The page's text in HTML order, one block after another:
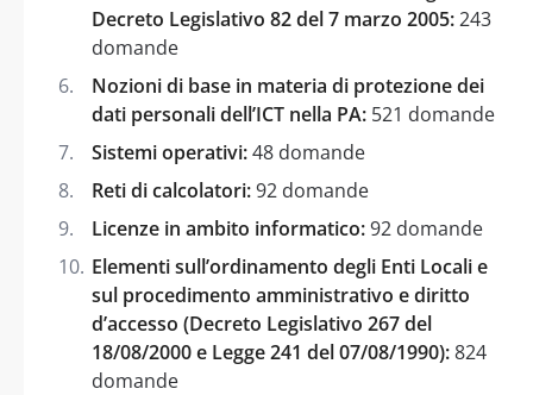
Decreto Legislativo 82 del 7 marzo 2005:243
domande
Nozioni di base in materia di protezione dei
dati personali dell’ICT nella PA: 521 domande
Sistemi operativi:48 domande
Reti di calcolatori:92 domande
Licenze in ambito informatico:92 domande
Elementi sull’ordinamento degli Enti Locali e
sul procedimento amministrativo e diritto
d’accesso (Decreto Legislativo 267 del
18/08/2000 e Legge 241 del 07/08/1990):824
domande